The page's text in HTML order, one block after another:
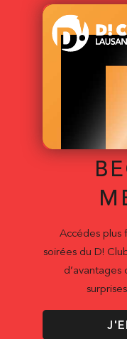
Accédes plus
soirées du D!
d’avantages